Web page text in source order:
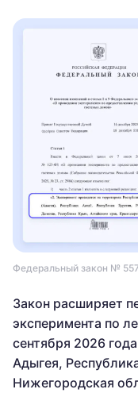
Федеральный закон №
Закон расширяет
эксперимента по
сентября 2026
Адыгея,
Нижегородская